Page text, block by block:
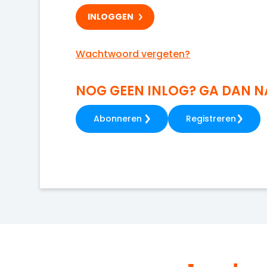
Wachtwoord vergeten?
NOG GEEN INLOG? GA DAN
Abonneren Registreren